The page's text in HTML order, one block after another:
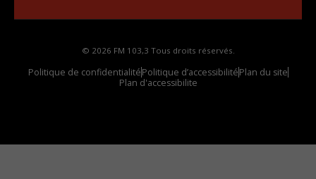
© 2026 FM 103,3 Tous droits réservés.
Politique de confidentialitéPolitique d’accessibilitéPlan du site
Plan d'accessibilite